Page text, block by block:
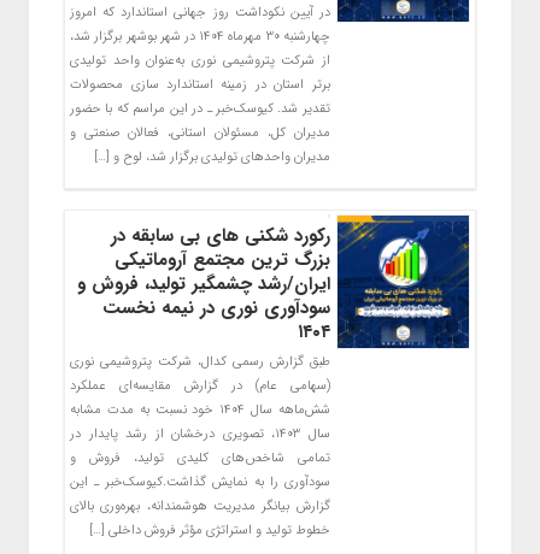
در آیین نکوداشت روز جهانی استاندارد که امروز
چهارشنبه ۳۰ مهرماه ۱۴۰۴ در شهر بوشهر برگزار شد،
از شرکت پتروشیمی نوری به‌عنوان واحد تولیدی
برتر استان در زمینه استاندارد سازی محصولات
تقدیر شد. کیوسک‌خبر ـ در این مراسم که با حضور
مدیران کل، مسئولان استانی، فعالان صنعتی و
مدیران واحدهای تولیدی برگزار شد، لوح و […]
رکورد شکنی های بی سابقه در
بزرگ ترین مجتمع آروماتیکی
ایران/رشد چشمگیر تولید، فروش و
سودآوری نوری در نیمه نخست
۱۴۰۴
طبق گزارش رسمی کدال، شرکت پتروشیمی نوری
(سهامی عام) در گزارش مقایسه‌ای عملکرد
شش‌ماهه سال ۱۴۰۴ خود نسبت به مدت مشابه
سال ۱۴۰۳، تصویری درخشان از رشد پایدار در
تمامی شاخص‌های کلیدی تولید، فروش و
سودآوری را به نمایش گذاشت.کیوسک‌خبر ـ این
گزارش بیانگر مدیریت هوشمندانه، بهره‌وری بالای
خطوط تولید و استراتژی مؤثر فروش داخلی […]